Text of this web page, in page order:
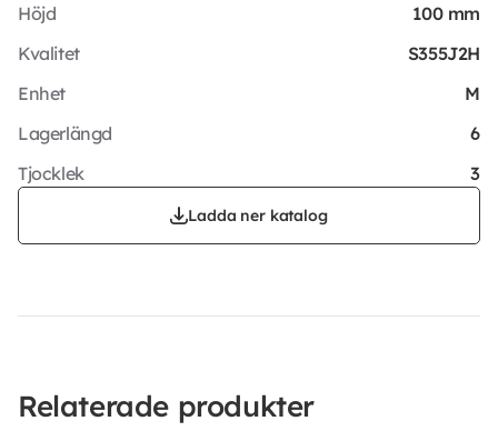
Höjd
100 mm
Kvalitet
S355J2H
Enhet
M
Lagerlängd
6
Tjocklek
3
Ladda ner katalog
Relaterade produkter